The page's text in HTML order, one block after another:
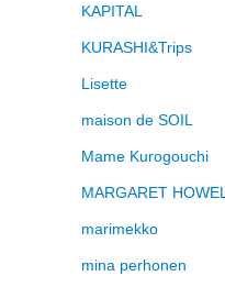
KAPITAL
KURASHI&Trips
Lisette
maison de SOIL
Mame Kurogouchi
MARGARET
marimekko
mina perhonen